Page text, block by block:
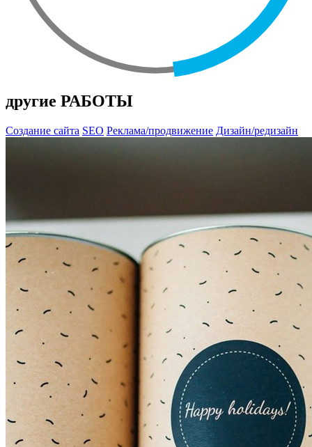
другие РАБОТЫ
Создание сайта SEO Реклама/продвижение Дизайн/редизайн